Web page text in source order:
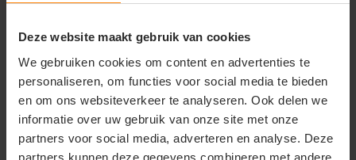
Deze website maakt gebruik van cookies
We gebruiken cookies om content en advertenties te
personaliseren, om functies voor social media te bieden
en om ons websiteverkeer te analyseren. Ook delen we
informatie over uw gebruik van onze site met onze
partners voor social media, adverteren en analyse. Deze
partners kunnen deze gegevens combineren met andere
• Materiaal: 60% katoen / 40% polyester (195 g/m²)
Gerelateerde producten